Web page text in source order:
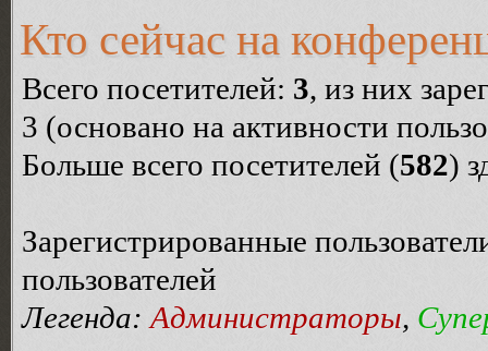
Кто сейчас на
Всего посетителей: 3, из них
3 (основано на активности
Больше всего посетителей (582)
Зарегистрированные
пользователей
Легенда: Администраторы,